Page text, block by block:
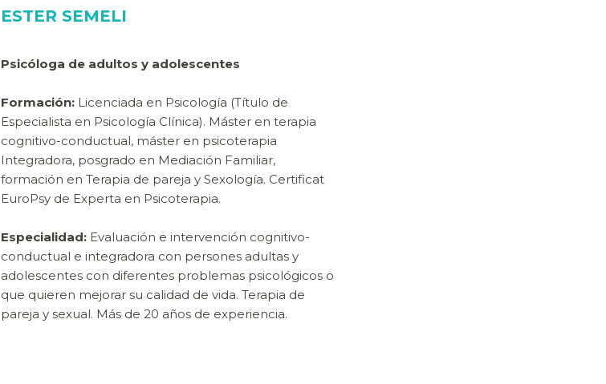
ESTER SEMELI
Psicóloga de adultos y adolescentes
Formación: Licenciada en Psicología (Título de
Especialista en Psicología Clínica). Máster en terapia
cognitivo-conductual, máster en psicoterapia
Integradora, posgrado en Mediación Familiar,
formación en Terapia de pareja y Sexología. Certificat
EuroPsy de Experta en Psicoterapia.
Especialidad: Evaluación e intervención cognitivo-
conductual e integradora con persones adultas y
adolescentes con diferentes problemas psicológicos o
que quieren mejorar su calidad de vida. Terapia de
pareja y sexual. Más de 20 años de experiencia.